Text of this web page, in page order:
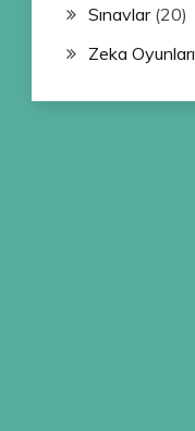
Sınavlar(20)
Zeka Oyunları